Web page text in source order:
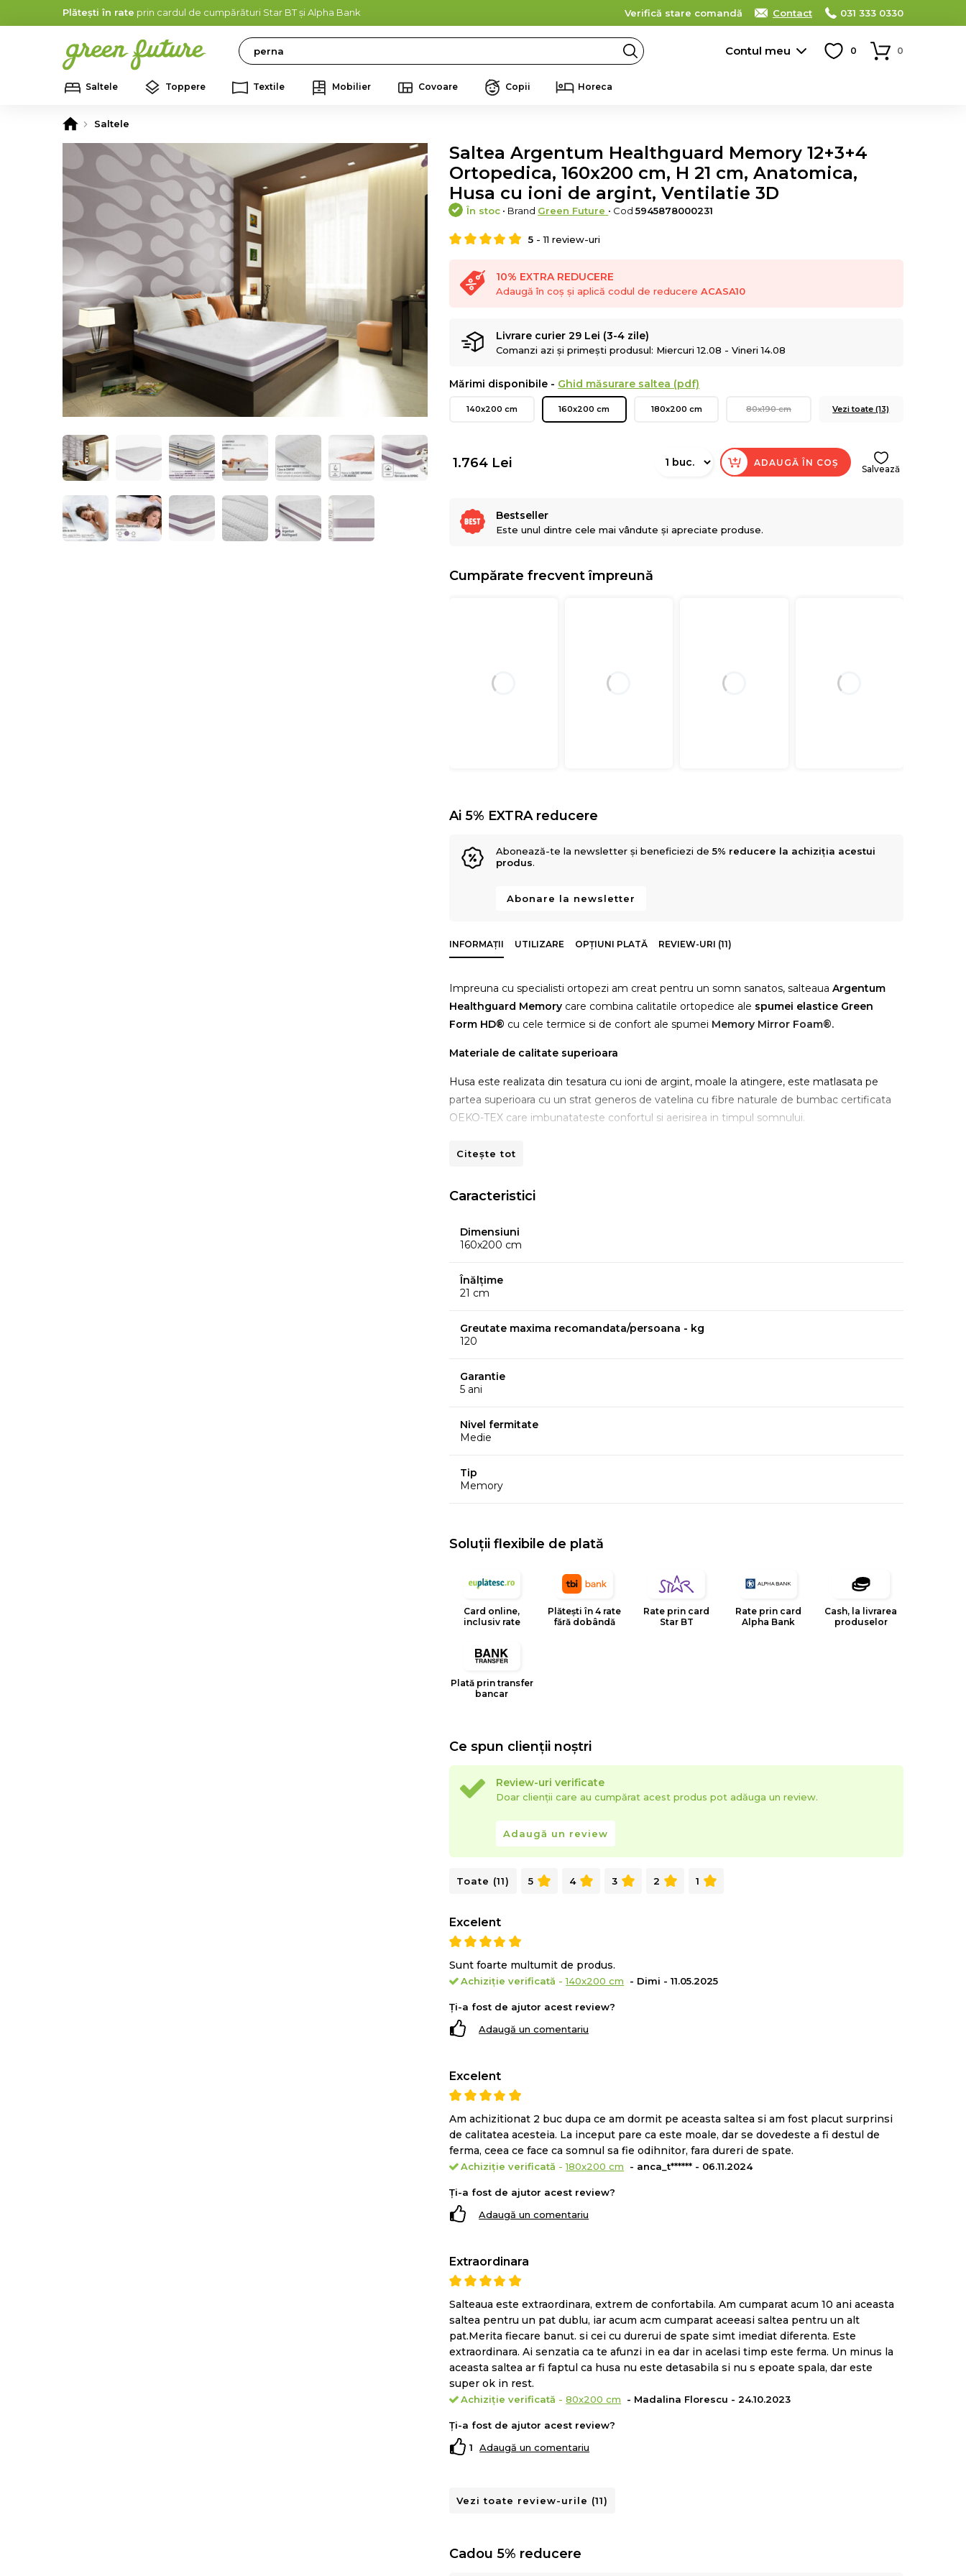
Plătești în rate prin cardul de cumpărături Star BT și Alpha Bank Verifică stare comandă Contact 031 333 0330
Search Contul meu 0 0
Saltele Toppere Textile Mobilier Covoare Copii Horeca
Saltele
Saltea Argentum Healthguard Memory 12+3+4
Ortopedica, 160x200 cm, H 21 cm, Anatomica,
Husa cu ioni de argint, Ventilatie 3D
În stoc • Brand Green Future • Cod5945878000231
5 -11 review-uri
10% EXTRA REDUCERE
Adaugă în coș și aplică codul de reducereACASA10
Livrare curier 29 Lei (3-4 zile)
Comanzi azi și primești produsul: Miercuri 12.08 - Vineri 14.08
Mărimi disponibile - Ghid măsurare saltea (pdf)
140x200 cm 160x200 cm 180x200 cm 80x190 cm Vezi toate (13)
1.764 Lei ADAUGĂ ÎN COȘ
Salvează
Bestseller
Este unul dintre cele mai vândute și apreciate produse.
Cumpărate frecvent împreună
Ai 5% EXTRA reducere
Abonează-te la newsletter și beneficiezi de5% reducere la achiziția acestui
produs.
Abonare la newsletter
INFORMAȚII UTILIZARE OPȚIUNI PLATĂ REVIEW-URI (11)
Impreuna cu specialisti ortopezi am creat pentru un somn sanatos, salteauaArgentum
Healthguard Memory care combina calitatile ortopedice ale spumei elastice Green
Form HD® cu cele termice si de confort ale spumei Memory Mirror Foam®.
Materiale de calitate superioara
Husa este realizata din tesatura cu ioni de argint, moale la atingere, este matlasata pe
partea superioara cu un strat generos de vatelina cu fibre naturale de bumbac certificata
OEKO-TEX care imbunatateste confortul si aerisirea in timpul somnului.
Baza saltelei din spuma elastica Green Form HD® cu celulatie deschisa
sustinere anatomica
elasticitati diferite si functii complementare:
4 cm despumaMemory Mirror Foam®
intermediar de mini arcuri intre baza de suport al corpului si cel de memory. Are rolul
Tehnologia avansata a celor 3 spume HD de inalta calitate asigura un
Citește tot
Caracteristici
Dimensiuni
160x200 cm
Înălțime
21 cm
Greutate maxima recomandata/persoana - kg
120
Garantie
5 ani
Nivel fermitate
Medie
Tip
Memory
Soluții flexibile de plată
Card online,
inclusiv rate
Plătești în 4 rate
fără dobândă
Rate prin card
Star BT
Rate prin card
Alpha Bank
Cash, la livrarea
produselor
Plată prin transfer
bancar
Ce spun clienții noștri
Review-uri verificate
Doar clienții care au cumpărat acest produs pot adăuga un review.
Adaugă un review
Toate (11) 5 4 3 2 1
Excelent
Sunt foarte multumit de produs.
Achiziție verificată -140x200 cm - Dimi - 11.05.2025
Ți-a fost de ajutor acest review?
Adaugă un comentariu
Excelent
Am achizitionat 2 buc dupa ce am dormit pe aceasta saltea si am fost placut surprinsi
de calitatea acesteia. La inceput pare ca este moale, dar se dovedeste a fi destul de
ferma, ceea ce face ca somnul sa fie odihnitor, fara dureri de spate.
Achiziție verificată -180x200 cm - anca_t****** - 06.11.2024
Ți-a fost de ajutor acest review?
Adaugă un comentariu
Extraordinara
Salteaua este extraordinara, extrem de confortabila. Am cumparat acum 10 ani aceasta
saltea pentru un pat dublu, iar acum acm cumparat aceeasi saltea pentru un alt
pat.Merita fiecare banut. si cei cu durerui de spate simt imediat diferenta. Este
extraordinara. Ai senzatia ca te afunzi in ea dar in acelasi timp este ferma. Un minus la
aceasta saltea ar fi faptul ca husa nu este detasabila si nu s epoate spala, dar este
super ok in rest.
Achiziție verificată -80x200 cm - Madalina Florescu - 24.10.2023
Ți-a fost de ajutor acest review?
1
Adaugă un comentariu
Vezi toate review-urile (11)
Cadou 5% reducere